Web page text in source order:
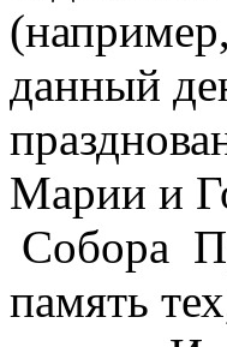
данный
Марии и
Собора
память